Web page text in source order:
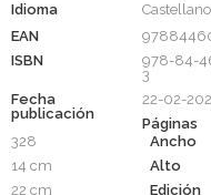
Idioma
Castellano
EAN
ISBN
978-84-
3
Fecha
publicación
22-02-
Páginas
328
Ancho
14 cm
Alto
22 cm
Edición